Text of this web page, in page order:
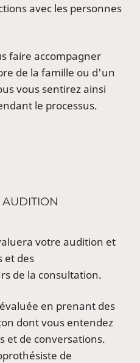
avec les personnes
faire accompagner
de la famille ou d'un
vous sentirez ainsi
le processus.
AUDITION
votre audition et
et des
de la consultation.
en prenant des
dont vous entendez
et de conversations.
de